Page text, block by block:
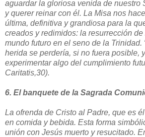
aguardar la gloriosa venida de nuestro
y querer reinar con él. La Misa nos
última, definitiva y grandiosa para la
creados y redimidos: la resurrección
mundo futuro en el seno de la Trinidad.
herida se perdería, si no fuera posible,
experimentar algo del cumplimiento
Caritatis,30).
6. El banquete de la Sagrada
La ofrenda de Cristo al Padre, que es
en comida y bebida. Esta forma
unión con Jesús muerto y resucitado.